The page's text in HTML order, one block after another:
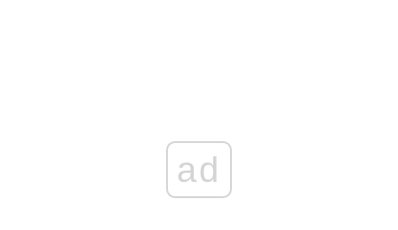
ad